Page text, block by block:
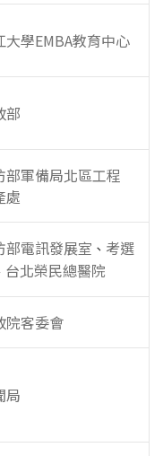
大學EMBA教育中心
部
部軍備局北區工程
處
部電訊發展室 、 考選
台北榮民總醫院
院客委會
局